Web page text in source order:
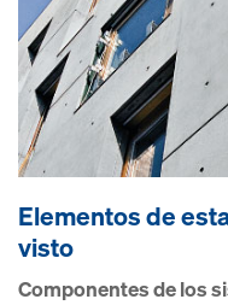
Elementos de
visto
Componentes de los